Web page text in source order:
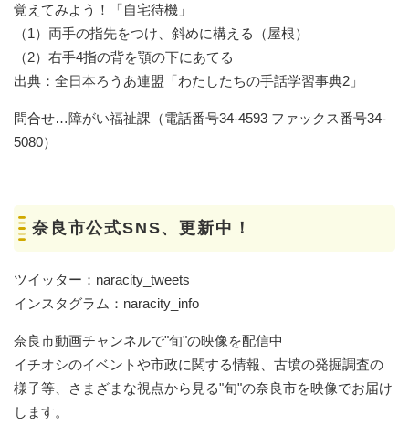
覚えてみよう！「自宅待機」
（1）両手の指先をつけ、斜めに構える（屋根）
（2）右手4指の背を顎の下にあてる
出典：全日本ろうあ連盟「わたしたちの手話学習事典2」
問合せ…障がい福祉課（電話番号34-4593 ファックス番号34-
5080）
奈良市公式SNS、更新中！
ツイッター：naracity_tweets
インスタグラム：naracity_info
奈良市動画チャンネルで"旬"の映像を配信中
イチオシのイベントや市政に関する情報、古墳の発掘調査の
様子等、さまざまな視点から見る"旬"の奈良市を映像でお届け
します。